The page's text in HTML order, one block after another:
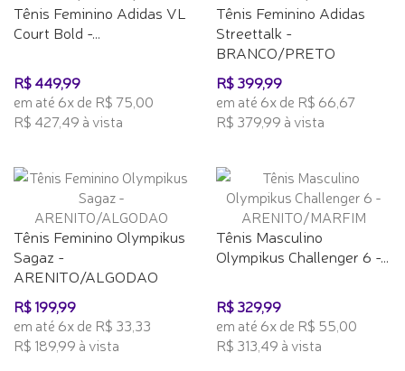
Tênis Feminino Adidas VL
Court Bold -...
R$ 449,99
em até 6x de R$ 75,00
R$ 427,49 à vista
Tênis Feminino Adidas
Streettalk -
BRANCO/PRETO
R$ 399,99
em até 6x de R$ 66,67
R$ 379,99 à vista
Tênis Feminino Olympikus
Sagaz -
ARENITO/ALGODAO
R$ 199,99
em até 6x de R$ 33,33
R$ 189,99 à vista
Tênis Masculino
Olympikus Challenger 6 -...
R$ 329,99
em até 6x de R$ 55,00
R$ 313,49 à vista